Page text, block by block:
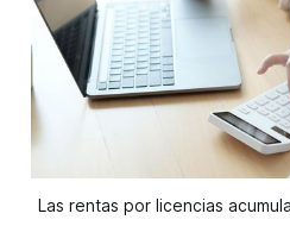
Las rentas por licencias